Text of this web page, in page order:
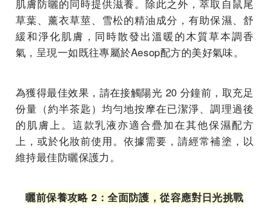
肌膚防曬的同時提供滋養。除此之外，萃取自鼠尾
草葉、薰衣草莖、雪松的精油成分，有助保濕、舒
緩和淨化肌膚，同時散發出溫暖的木質草本調香
氣，呈現一如既往專屬於Aesop配方的美好氣味。
為獲得最佳效果，請在接觸陽光 20 分鐘前，取充足
份量（約半茶匙）均勻地按摩在已潔淨、調理過後
的肌膚上。這款乳液亦適合疊加在其他保濕配方
上，或於化妝前使用。依據需要，請經常補塗，以
維持最佳防曬保護力。
曬前保養攻略 2：全面防護，從容應對日光挑戰